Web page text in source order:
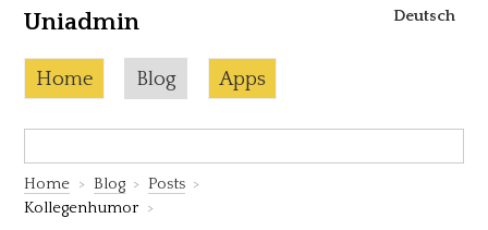
Uniadmin Deutsch
Skip to content
Home Current page:
Blog Apps
Home Blog
Posts
Kollegenhumor